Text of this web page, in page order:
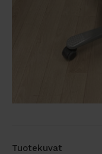
Tuotekuvat